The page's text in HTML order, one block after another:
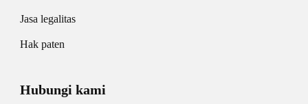
Jasa legalitas
Hak paten
Hubungi kami